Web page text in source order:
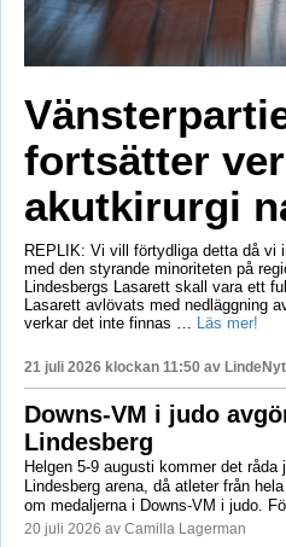
fortsätter
akutkirurgi
REPLIK: Vi vill förtydliga detta då vi
med den styrande minoriteten på
Lindesbergs Lasarett skall vara ett
Lasarett avlövats med nedläggning
verkar det inte finnas …
Läs mer!
21 juli 2026 klockan 11:50 av
Downs-VM i judo
Lindesberg
Helgen 5-9 augusti kommer det råda
Lindesberg arena, då atleter från
om medaljerna i Downs-VM i judo.
20 juli 2026 av Camilla Lagerman